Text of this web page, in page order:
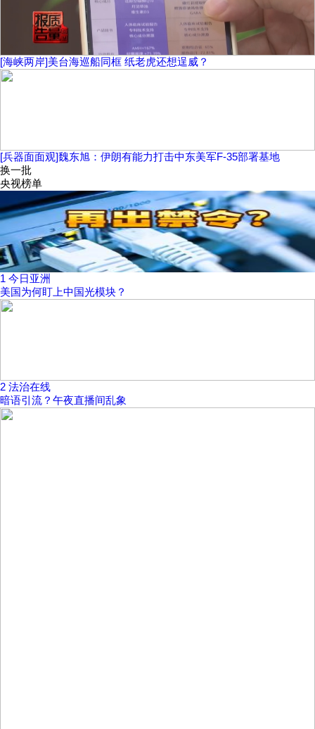
[海峡两岸]美台海巡船同框 纸老虎还想逞威？
[兵器面面观]魏东旭：伊朗有能力打击中东美军F-35部署基地
换一批
央视榜单
1 今日亚洲
美国为何盯上中国光模块？
2 法治在线
暗语引流？午夜直播间乱象